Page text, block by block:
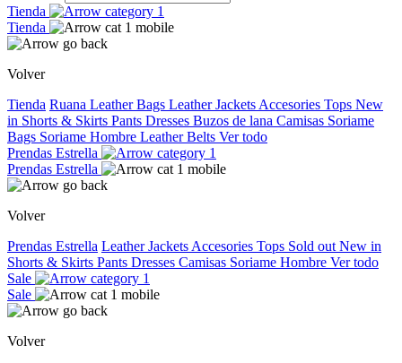
Tienda
Tienda
Volver
Tienda Ruana Leather Bags Leather Jackets Accesories Tops New
in Shorts & Skirts Pants Dresses Buzos de lana Camisas Soriame
Bags Soriame Hombre Leather Belts Ver todo
Prendas Estrella
Prendas Estrella
Volver
Prendas Estrella Leather Jackets Accesories Tops Sold out New in
Shorts & Skirts Pants Dresses Camisas Soriame Hombre Ver todo
Sale
Sale
Volver